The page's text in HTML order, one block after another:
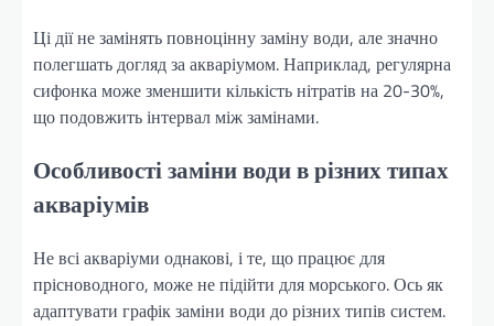
Ці дії не замінять повноцінну заміну води, але значно
полегшать догляд за акваріумом. Наприклад, регулярна
сифонка може зменшити кількість нітратів на 20-30%,
що подовжить інтервал між замінами.
Особливості заміни води в різних типах
акваріумів
Не всі акваріуми однакові, і те, що працює для
прісноводного, може не підійти для морського. Ось як
адаптувати графік заміни води до різних типів систем.